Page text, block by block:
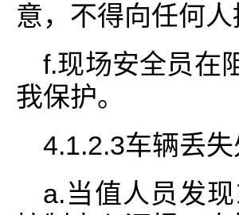
意，不得向任何
f.现场安全员在
我保护。
4.1.2.3车辆丢失
a.当值人员发